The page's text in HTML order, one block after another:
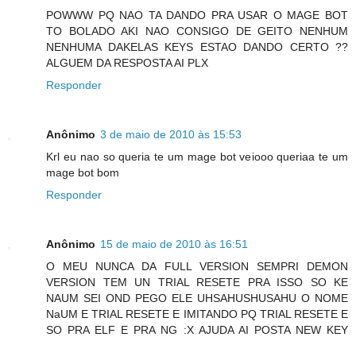
POWWW PQ NAO TA DANDO PRA USAR O MAGE BOT
TO BOLADO AKI NAO CONSIGO DE GEITO NENHUM
NENHUMA DAKELAS KEYS ESTAO DANDO CERTO ??
ALGUEM DA RESPOSTA AI PLX
Responder
Anônimo 3 de maio de 2010 às 15:53
Krl eu nao so queria te um mage bot veiooo queriaa te um
mage bot bom
Responder
Anônimo 15 de maio de 2010 às 16:51
O MEU NUNCA DA FULL VERSION SEMPRI DEMON
VERSION TEM UN TRIAL RESETE PRA ISSO SO KE
NAUM SEI OND PEGO ELE UHSAHUSHUSAHU O NOME
NaUM E TRIAL RESETE E IMITANDO PQ TRIAL RESETE E
SO PRA ELF E PRA NG :X AJUDA AI POSTA NEW KEY